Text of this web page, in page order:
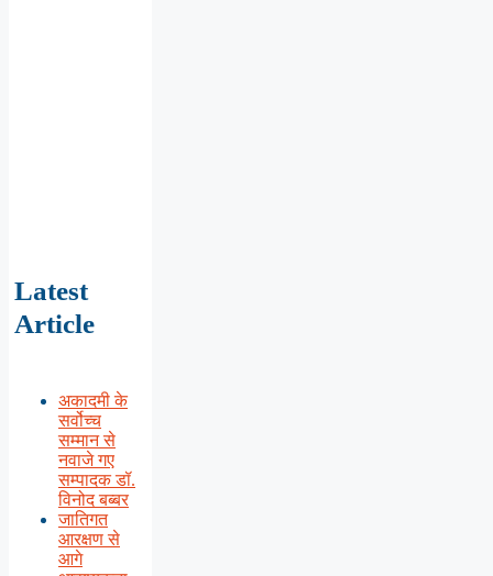
Latest
Article
अकादमी के
सर्वोच्च
सम्मान से
नवाजे गए
सम्पादक डॉ.
विनोद बब्बर
जातिगत
आरक्षण से
आगे